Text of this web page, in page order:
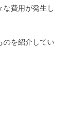
な費用が発生し
のを紹介してい